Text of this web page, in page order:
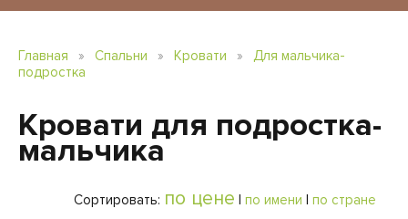
Главная » Спальни » Кровати »
Для мальчика-
подростка
Кровати для подростка-
мальчика
Сортировать: по цене | по имени | по стране